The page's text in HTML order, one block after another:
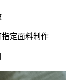
定面料制作